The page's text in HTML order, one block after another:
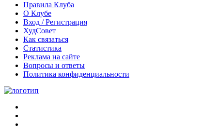
Правила Клуба
О Клубе
Вход / Регистрация
ХудСовет
Как связаться
Статистика
Реклама на сайте
Вопросы и ответы
Политика конфиденциальности